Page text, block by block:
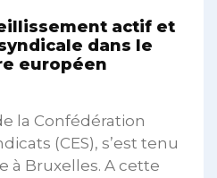
actif et
dans le
européen
la Confédération
(CES), s’est tenu
à Bruxelles. A cette